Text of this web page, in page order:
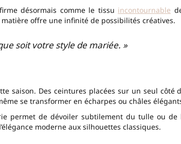
désormais comme le tissu incontournable
offre une infinité de possibilités créatives.
soit votre style de mariée. »
saison. Des ceintures placées sur un seul côté
se transformer en écharpes ou châles
permet de dévoiler subtilement du tulle ou de
moderne aux silhouettes classiques.